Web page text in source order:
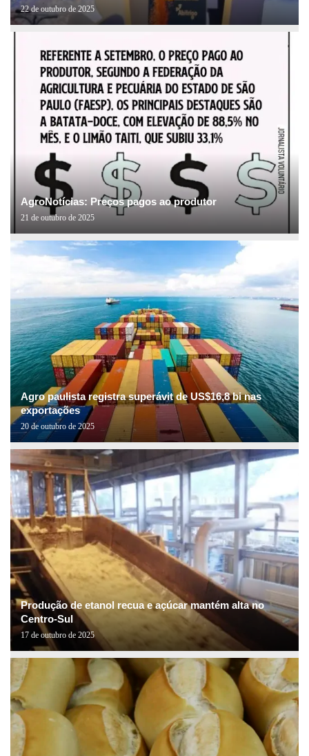
22 de outubro de 2025
AgroNotícias: Preços pagos ao produtor
21 de outubro de 2025
Agro paulista registra superávit de US$16,8 bi nas
exportações
20 de outubro de 2025
Produção de etanol recua e açúcar mantém alta no
Centro-Sul
17 de outubro de 2025